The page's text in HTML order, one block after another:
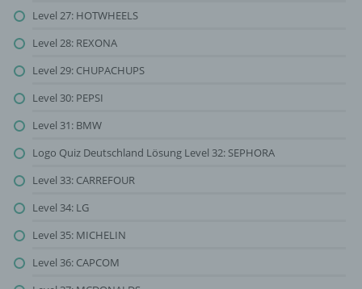
Level 27: HOTWHEELS
Level 28: REXONA
Level 29: CHUPACHUPS
Level 30: PEPSI
Level 31: BMW
Logo Quiz Deutschland Lösung Level 32: SEPHORA
Level 33: CARREFOUR
Level 34: LG
Level 35: MICHELIN
Level 36: CAPCOM